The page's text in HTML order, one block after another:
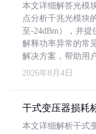
本文详细解答光模
点分析千兆光模块
至-24dBm），并
解释功率异常的常
解决方案，帮助用
2026年8月4日
干式变压器损耗
本文详细解析干式